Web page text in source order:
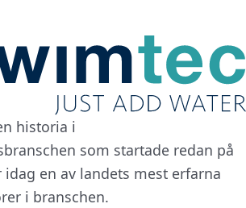
historia i
som startade redan på
en av landets mest erfarna
i branschen.